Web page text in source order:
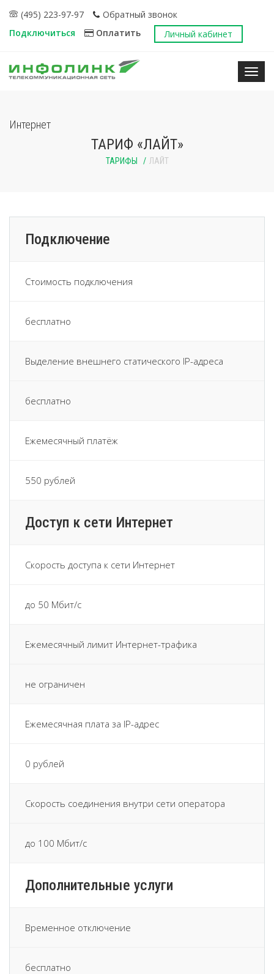
(495) 223-97-97
Обратный звонок
Подключиться
Оплатить Личный кабинет
Интернет
ТАРИФ «ЛАЙТ»
ТАРИФЫ ЛАЙТ
Подключение
Стоимость подключения
бесплатно
Выделение внешнего статического IP-адреса
бесплатно
Ежемесячный платёж
550 рублей
Доступ к сети Интернет
Скорость доступа к сети Интернет
до 50 Мбит/с
Ежемесячный лимит Интернет-трафика
не ограничен
Ежемесячная плата за IP-адрес
0 рублей
Скорость соединения внутри сети оператора
до 100 Мбит/с
Дополнительные услуги
Временное отключение
бесплатно